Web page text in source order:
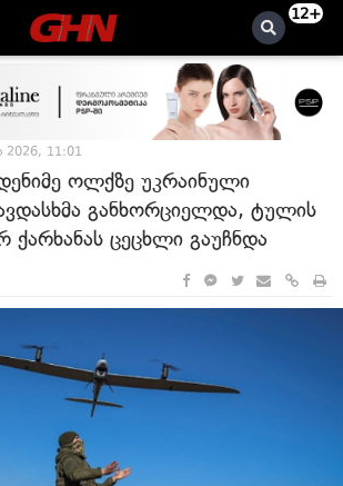
12+
2026, 11:01
ოლქზე უკრაინული
განხორციელდა, ტულის
ქარხანას ცეცხლი გაუჩნდა